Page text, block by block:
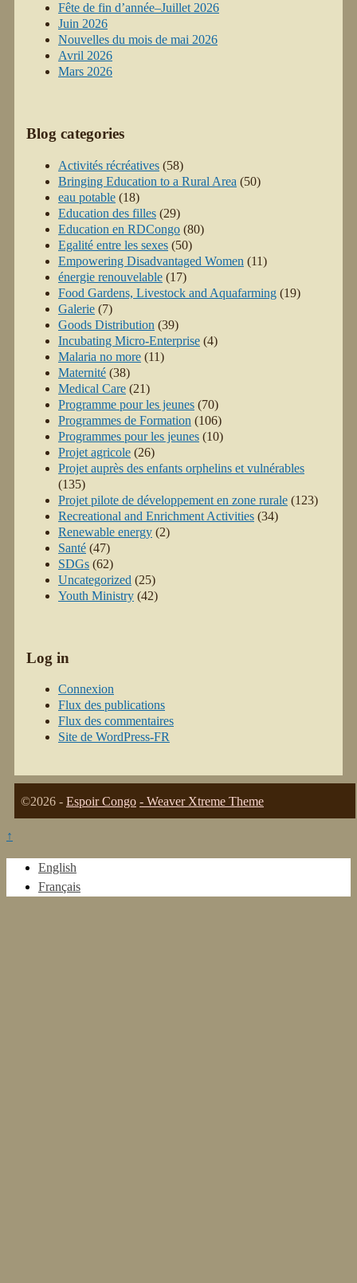
Fête de fin d’année–Juillet 2026
Juin 2026
Nouvelles du mois de mai 2026
Avril 2026
Mars 2026
Blog categories
Activités récréatives (58)
Bringing Education to a Rural Area (50)
eau potable (18)
Education des filles (29)
Education en RDCongo (80)
Egalité entre les sexes (50)
Empowering Disadvantaged Women (11)
énergie renouvelable (17)
Food Gardens, Livestock and Aquafarming (19)
Galerie (7)
Goods Distribution (39)
Incubating Micro-Enterprise (4)
Malaria no more (11)
Maternité (38)
Medical Care (21)
Programme pour les jeunes (70)
Programmes de Formation (106)
Programmes pour les jeunes (10)
Projet agricole (26)
Projet auprès des enfants orphelins et vulnérables
(135)
Projet pilote de développement en zone rurale (123)
Recreational and Enrichment Activities (34)
Renewable energy (2)
Santé (47)
SDGs (62)
Uncategorized (25)
Youth Ministry (42)
Log in
Connexion
Flux des publications
Flux des commentaires
Site de WordPress-FR
©2026 - Espoir Congo - Weaver Xtreme Theme
↑
English
Français